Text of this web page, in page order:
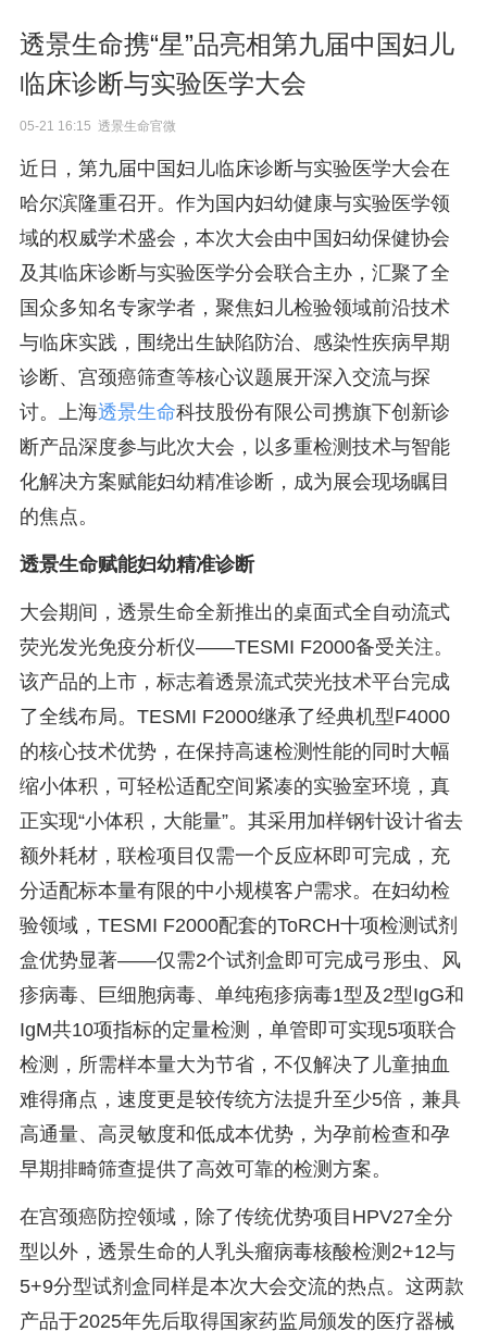
透景生命携“星”品亮相第九届中国妇儿
临床诊断与实验医学大会
05-21 16:15 透景生命官微
近日，第九届中国妇儿临床诊断与实验医学大会在
哈尔滨隆重召开。作为国内妇幼健康与实验医学领
域的权威学术盛会，本次大会由中国妇幼保健协会
及其临床诊断与实验医学分会联合主办，汇聚了全
国众多知名专家学者，聚焦妇儿检验领域前沿技术
与临床实践，围绕出生缺陷防治、感染性疾病早期
诊断、宫颈癌筛查等核心议题展开深入交流与探
讨。上海透景生命科技股份有限公司携旗下创新诊
断产品深度参与此次大会，以多重检测技术与智能
化解决方案赋能妇幼精准诊断，成为展会现场瞩目
的焦点。
透景生命赋能妇幼精准诊断
大会期间，透景生命全新推出的桌面式全自动流式
荧光发光免疫分析仪——TESMI F2000备受关注。
该产品的上市，标志着透景流式荧光技术平台完成
了全线布局。TESMI F2000继承了经典机型F4000
的核心技术优势，在保持高速检测性能的同时大幅
缩小体积，可轻松适配空间紧凑的实验室环境，真
正实现“小体积，大能量”。其采用加样钢针设计省去
额外耗材，联检项目仅需一个反应杯即可完成，充
分适配标本量有限的中小规模客户需求。在妇幼检
验领域，TESMI F2000配套的ToRCH十项检测试剂
盒优势显著——仅需2个试剂盒即可完成弓形虫、风
疹病毒、巨细胞病毒、单纯疱疹病毒1型及2型IgG和
IgM共10项指标的定量检测，单管即可实现5项联合
检测，所需样本量大为节省，不仅解决了儿童抽血
难得痛点，速度更是较传统方法提升至少5倍，兼具
高通量、高灵敏度和低成本优势，为孕前检查和孕
早期排畸筛查提供了高效可靠的检测方案。
在宫颈癌防控领域，除了传统优势项目HPV27全分
型以外，透景生命的人乳头瘤病毒核酸检测2+12与
5+9分型试剂盒同样是本次大会交流的热点。这两款
产品于2025年先后取得国家药监局颁发的医疗器械